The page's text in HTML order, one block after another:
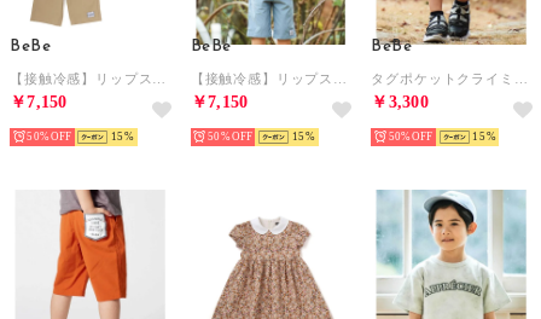
BeBe
￥7,150
50% 15
BeBe
￥7,150
50% 15
BeBe
￥3,300
50% 15